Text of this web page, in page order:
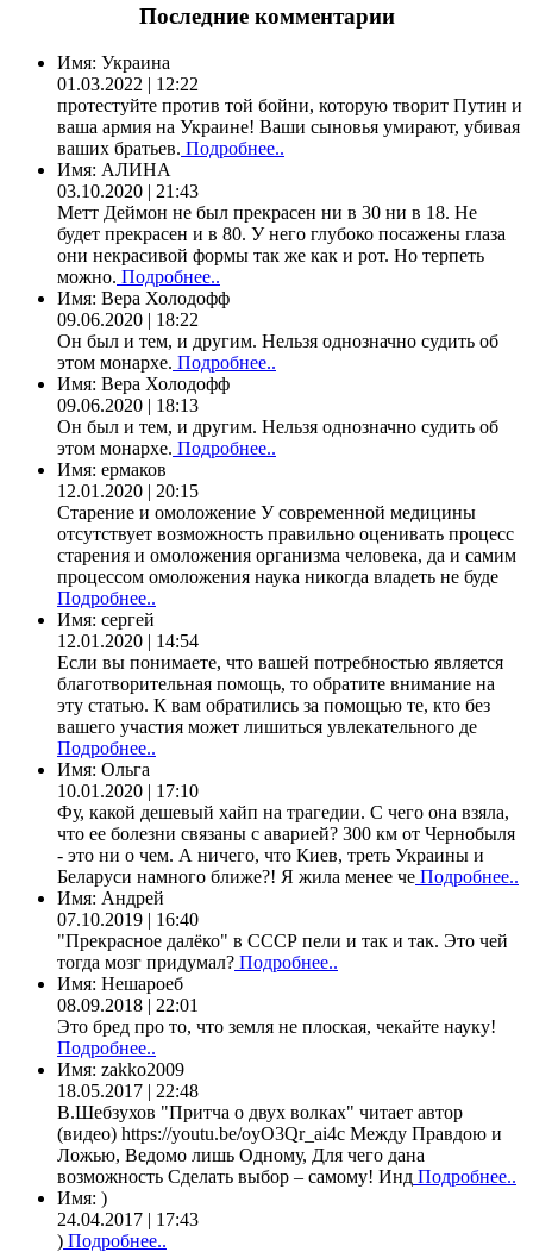
Последние комментарии
Имя: Украина
01.03.2022 | 12:22
протестуйте против той бойни, которую творит Путин и
ваша армия на Украине! Ваши сыновья умирают, убивая
ваших братьев. Подробнее..
Имя: АЛИНА
03.10.2020 | 21:43
Метт Деймон не был прекрасен ни в 30 ни в 18. Не
будет прекрасен и в 80. У него глубоко посажены глаза
они некрасивой формы так же как и рот. Но терпеть
можно. Подробнее..
Имя: Вера Холодофф
09.06.2020 | 18:22
Он был и тем, и другим. Нельзя однозначно судить об
этом монархе. Подробнее..
Имя: Вера Холодофф
09.06.2020 | 18:13
Он был и тем, и другим. Нельзя однозначно судить об
этом монархе. Подробнее..
Имя: ермаков
12.01.2020 | 20:15
Старение и омоложение У современной медицины
отсутствует возможность правильно оценивать процесс
старения и омоложения организма человека, да и самим
процессом омоложения наука никогда владеть не буде
Подробнее..
Имя: сергей
12.01.2020 | 14:54
Если вы понимаете, что вашей потребностью является
благотворительная помощь, то обратите внимание на
эту статью. К вам обратились за помощью те, кто без
вашего участия может лишиться увлекательного де
Подробнее..
Имя: Ольга
10.01.2020 | 17:10
Фу, какой дешевый хайп на трагедии. С чего она взяла,
что ее болезни связаны с аварией? 300 км от Чернобыля
- это ни о чем. А ничего, что Киев, треть Украины и
Беларуси намного ближе?! Я жила менее че Подробнее..
Имя: Андрей
07.10.2019 | 16:40
"Прекрасное далёко" в СССР пели и так и так. Это чей
тогда мозг придумал? Подробнее..
Имя: Нешароеб
08.09.2018 | 22:01
Это бред про то, что земля не плоская, чекайте науку!
Подробнее..
Имя: zakko2009
18.05.2017 | 22:48
В.Шебзухов "Притча о двух волках" читает автор
(видео) https://youtu.be/oyO3Qr_ai4c Между Правдою и
Ложью, Ведомо лишь Одному, Для чего дана
возможность Сделать выбор – самому! Инд Подробнее..
Имя: )
24.04.2017 | 17:43
) Подробнее..